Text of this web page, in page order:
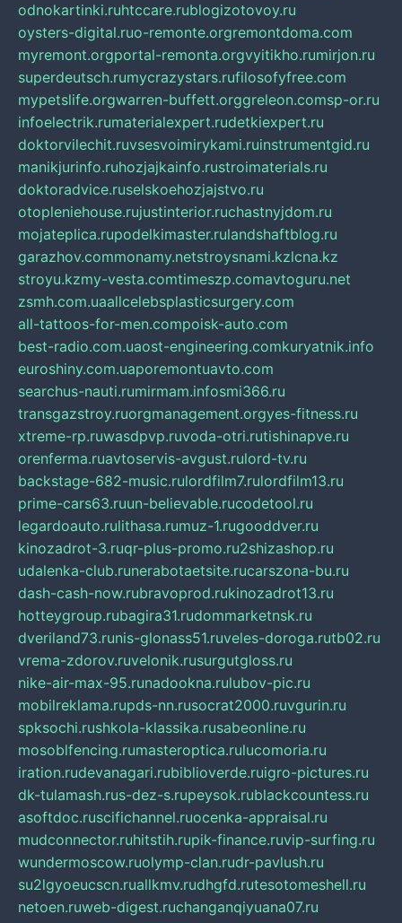
odnokartinki.ruhtccare.rublogizotovoy.ru
oysters-digital.ruo-remonte.orgremontdoma.com
myremont.orgportal-remonta.orgvyitikho.rumirjon.ru
superdeutsch.rumycrazystars.rufilosofyfree.com
mypetslife.orgwarren-buffett.orggreleon.comsp-or.ru
infoelectrik.rumaterialexpert.rudetkiexpert.ru
doktorvilechit.ruvsesvoimirykami.ruinstrumentgid.ru
manikjurinfo.ruhozjajkainfo.rustroimaterials.ru
doktoradvice.ruselskoehozjajstvo.ru
otopleniehouse.rujustinterior.ruchastnyjdom.ru
mojateplica.rupodelkimaster.rulandshaftblog.ru
garazhov.commonamy.netstroysnami.kzlcna.kz
stroyu.kzmy-vesta.comtimeszp.comavtoguru.net
zsmh.com.uaallcelebsplasticsurgery.com
all-tattoos-for-men.compoisk-auto.com
best-radio.com.uaost-engineering.comkuryatnik.info
euroshiny.com.uaporemontuavto.com
searchus-nauti.rumirmam.infosmi366.ru
transgazstroy.ruorgmanagement.orgyes-fitness.ru
xtreme-rp.ruwasdpvp.ruvoda-otri.rutishinapve.ru
orenferma.ruavtoservis-avgust.rulord-tv.ru
backstage-682-music.rulordfilm7.rulordfilm13.ru
prime-cars63.ruun-believable.rucodetool.ru
legardoauto.rulithasa.rumuz-1.rugooddver.ru
kinozadrot-3.ruqr-plus-promo.ru2shizashop.ru
udalenka-club.runerabotaetsite.rucarszona-bu.ru
dash-cash-now.rubravoprod.rukinozadrot13.ru
hotteygroup.rubagira31.rudommarketnsk.ru
dveriland73.runis-glonass51.ruveles-doroga.rutb02.ru
vrema-zdorov.ruvelonik.rusurgutgloss.ru
nike-air-max-95.runadookna.rulubov-pic.ru
mobilreklama.rupds-nn.rusocrat2000.ruvgurin.ru
spksochi.rushkola-klassika.rusabeonline.ru
mosoblfencing.rumasteroptica.rulucomoria.ru
iration.rudevanagari.rubiblioverde.ruigro-pictures.ru
dk-tulamash.rus-dez-s.rupeysok.rublackcountess.ru
asoftdoc.ruscifichannel.ruocenka-appraisal.ru
mudconnector.ruhitstih.rupik-finance.ruvip-surfing.ru
wundermoscow.ruolymp-clan.rudr-pavlush.ru
su2lgyoeucscn.ruallkmv.rudhgfd.rutesotomeshell.ru
netoen.ruweb-digest.ruchanganqiyuana07.ru